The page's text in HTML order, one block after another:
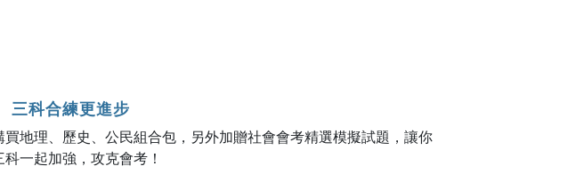
三科合練更進步
買地理、歷史、公民組合包，另外加贈社會會考精選模擬試題，讓你
科一起加強，攻克會考！